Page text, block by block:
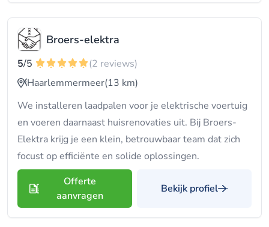
Broers-elektra
5/5
(2 reviews)
Haarlemmermeer(13 km)
We installeren laadpalen voor je elektrische voertuig
en voeren daarnaast huisrenovaties uit. Bij Broers-
Elektra krijg je een klein, betrouwbaar team dat zich
focust op efficiënte en solide oplossingen.
Offerte
aanvragen
Bekijk profiel